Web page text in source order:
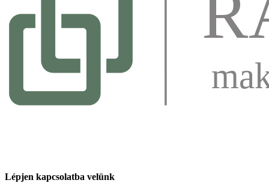
Lépjen kapcsolatba velünk